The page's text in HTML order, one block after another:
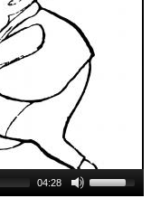
04:28